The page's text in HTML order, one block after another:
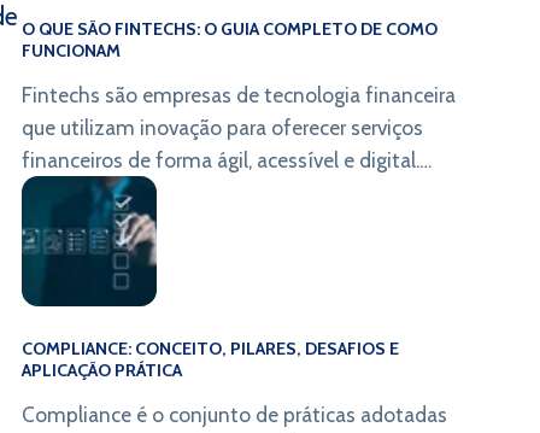
O QUE SÃO FINTECHS: O GUIA COMPLETO DE COMO
FUNCIONAM
Fintechs são empresas de tecnologia financeira
que utilizam inovação para oferecer serviços
financeiros de forma ágil, acessível e digital.
Elas atuam por meio de plataformas online,
criando novos modelos de negócio e
transformando a forma de lidar com o dinheiro.
COMPLIANCE: CONCEITO, PILARES, DESAFIOS E
APLICAÇÃO PRÁTICA
Compliance é o conjunto de práticas adotadas